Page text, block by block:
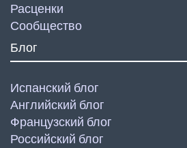
Расценки
Сообщество
Блог
Испанский блог
Английский блог
Французский блог
Российский блог